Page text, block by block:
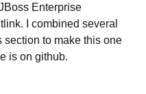
Enterprise
I combined several
to make this one
is on github.